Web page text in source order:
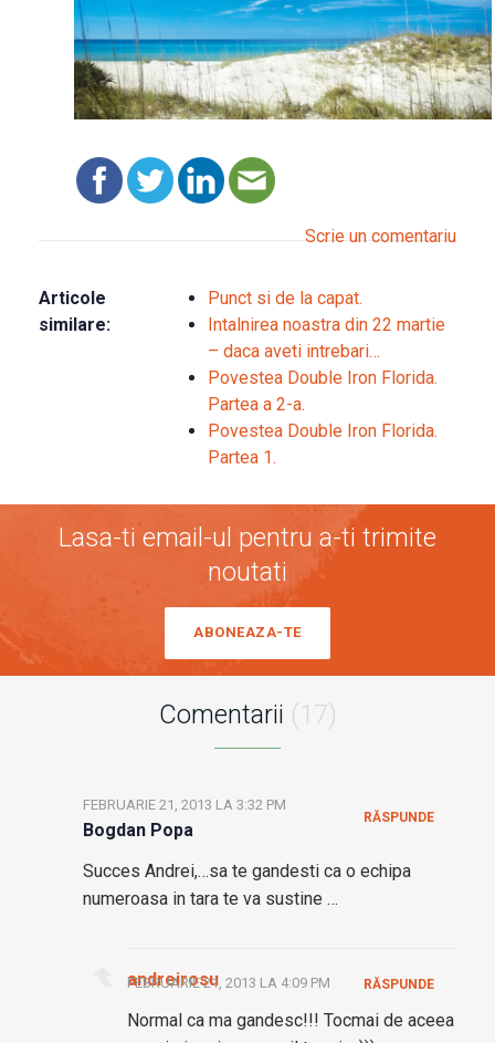
Scrie un comentariu
Articole
similare:
Punct si de la capat.
Intalnirea noastra din 22 martie
– daca aveti intrebari…
Povestea Double Iron Florida.
Partea a 2-a.
Povestea Double Iron Florida.
Partea 1.
Lasa-ti email-ul pentru a-ti trimite
noutati
ABONEAZA-TE
Comentarii (17)
Bogdan Popa
FEBRUARIE 21, 2013 LA 3:32 PM
Succes Andrei,…sa te gandesti ca o echipa
numeroasa in tara te va sustine …
RĂSPUNDE
andreirosu
FEBRUARIE 21, 2013 LA 4:09 PM
Normal ca ma gandesc!!! Tocmai de aceea
RĂSPUNDE